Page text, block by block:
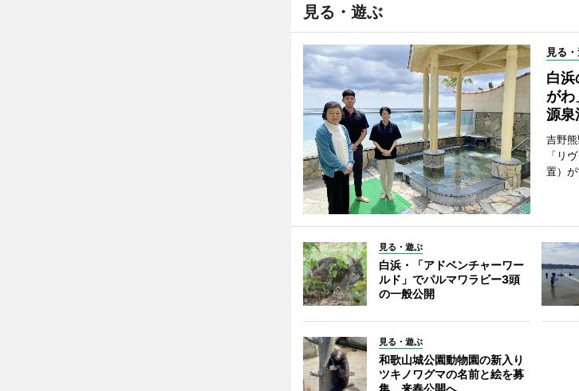
見る・遊ぶ
見る
白浜
が
源泉
吉野
「リ
置）が
見る・遊ぶ
白浜・「アドベンチャーワー
ルド」でパルマワラビー3頭
の一般公開
見る・遊ぶ
和歌山城公園動物園の新入り
ツキノワグマの名前と絵を募
集 来春公開へ